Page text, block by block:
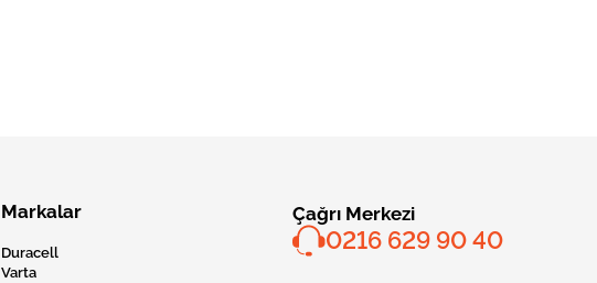
Markalar
Duracell
Varta
Çağrı Merkezi
0216 629 90 40